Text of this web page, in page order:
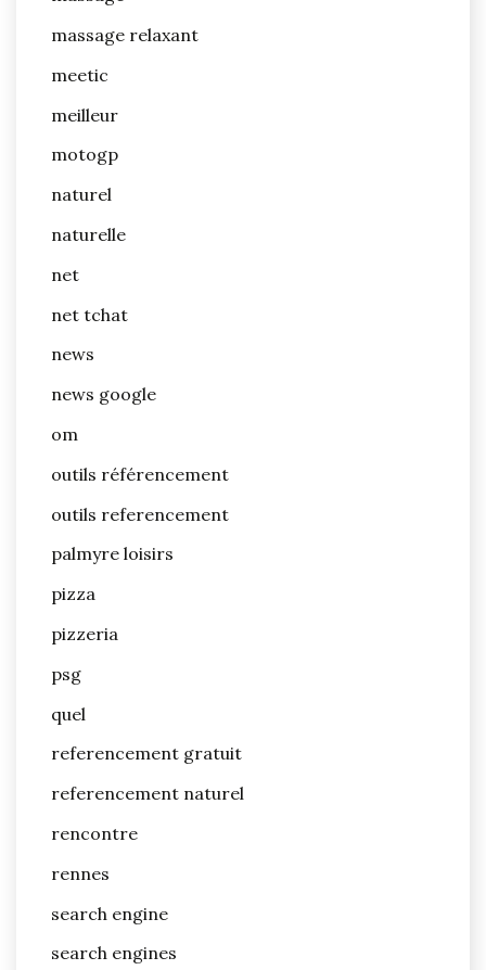
massage relaxant
meetic
meilleur
motogp
naturel
naturelle
net
net tchat
news
news google
om
outils référencement
outils referencement
palmyre loisirs
pizza
pizzeria
psg
quel
referencement gratuit
referencement naturel
rencontre
rennes
search engine
search engines